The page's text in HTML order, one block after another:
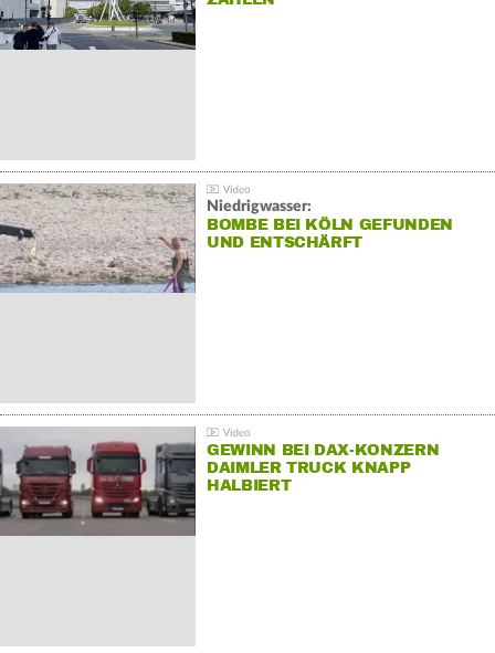
Niedrigwasser:
BOMBE BEI KÖLN GEFUNDEN
UND ENTSCHÄRFT
GEWINN BEI DAX-KONZERN
DAIMLER TRUCK KNAPP
HALBIERT